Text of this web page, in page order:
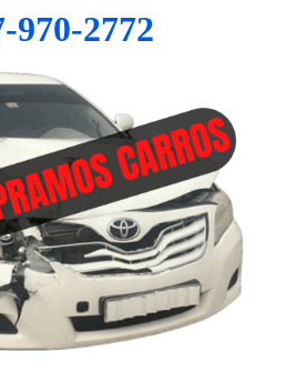
970-2772